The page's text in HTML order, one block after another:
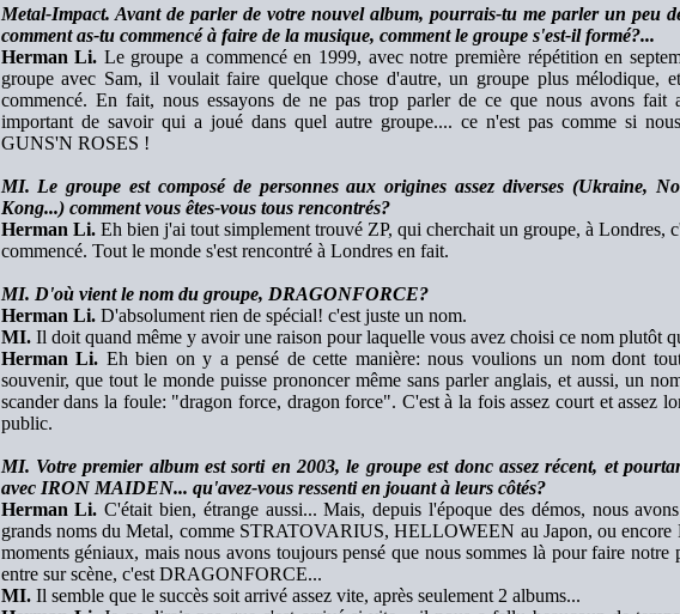
Metal-Impact. Avant de parler de votre nouvel album, pourrais-tu me parler un peu
comment as-tu commencé à faire de la musique, comment le groupe s'est-il formé?...
Herman Li. Le groupe a commencé en 1999, avec notre première répétition en
groupe avec Sam, il voulait faire quelque chose d'autre, un groupe plus mélodique,
commencé. En fait, nous essayons de ne pas trop parler de ce que nous avons fait
important de savoir qui a joué dans quel autre groupe.... ce n'est pas comme si
GUNS'N ROSES !
MI. Le groupe est composé de personnes aux origines assez diverses (Ukraine,
Kong...) comment vous êtes-vous tous rencontrés?
Herman Li.Eh bien j'ai tout simplement trouvé ZP, qui cherchait un groupe, à Londres,
commencé. Tout le monde s'est rencontré à Londres en fait.
MI. D'où vient le nom du groupe, DRAGONFORCE?
Herman Li.D'absolument rien de spécial! c'est juste un nom.
MI.Il doit quand même y avoir une raison pour laquelle vous avez choisi ce nom plutôt
Herman Li. Eh bien on y a pensé de cette manière: nous voulions un nom dont
souvenir, que tout le monde puisse prononcer même sans parler anglais, et aussi, un
scander dans la foule: "dragon force, dragon force". C'est à la fois assez court et assez
public.
MI. Votre premier album est sorti en 2003, le groupe est donc assez récent, et
avec IRON MAIDEN... qu'avez-vous ressenti en jouant à leurs côtés?
Herman Li. C'était bien, étrange aussi... Mais, depuis l'époque des démos, nous
grands noms du Metal, comme STRATOVARIUS, HELLOWEEN au Japon, ou encore
moments géniaux, mais nous avons toujours pensé que nous sommes là pour faire notre
entre sur scène, c'est DRAGONFORCE...
MI.Il semble que le succès soit arrivé assez vite, après seulement 2 albums...